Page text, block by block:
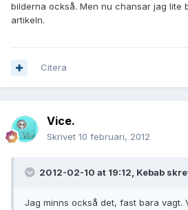
bilderna också. Men nu chansar jag lite
artikeln.
Citera
Vice.
Skrivet 10 februari, 2012
2012-02-10 at 19:12, Kebab
Jag minns också det, fast bara vagt.